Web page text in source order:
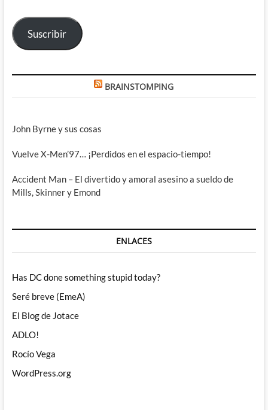
electrónico
Suscribir
BRAINSTOMPING
John Byrne y sus cosas
Vuelve X-Men’97… ¡Perdidos en el espacio-tiempo!
Accident Man – El divertido y amoral asesino a sueldo de
Mills, Skinner y Emond
ENLACES
Has DC done something stupid today?
Seré breve (EmeA)
El Blog de Jotace
ADLO!
Rocío Vega
WordPress.org